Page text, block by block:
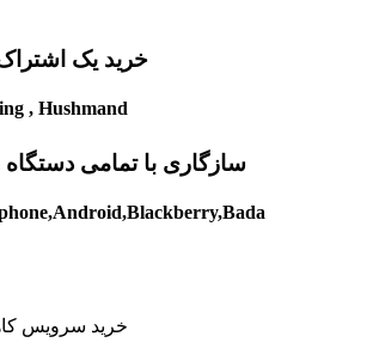
خرید یک
, Hushmand
سازگاری با تمامی